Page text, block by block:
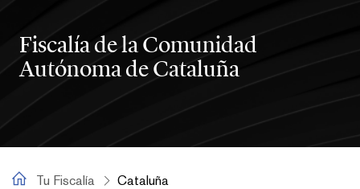
Fiscalía de la Comunidad
Autónoma de Cataluña
Tu Fiscalía
Tu Fiscalía Cataluña